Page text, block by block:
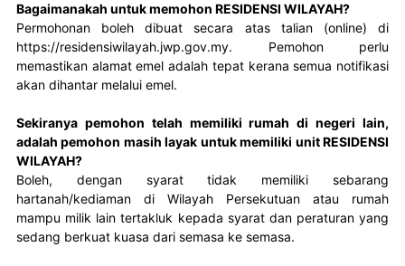
Bagaimanakah untuk memohon RESIDENSI WILAYAH?
Permohonan boleh dibuat secara atas talian (online) di
https://residensiwilayah.jwp.gov.my. Pemohon perlu
memastikan alamat emel adalah tepat kerana semua notifikasi
akan dihantar melalui emel.
Sekiranya pemohon telah memiliki rumah di negeri lain,
adalah pemohon masih layak untuk memiliki unit RESIDENSI
WILAYAH?
Boleh, dengan syarat tidak memiliki sebarang
hartanah/kediaman di Wilayah Persekutuan atau rumah
mampu milik lain tertakluk kepada syarat dan peraturan yang
sedang berkuat kuasa dari semasa ke semasa.